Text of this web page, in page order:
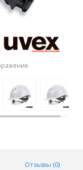
Отзывы (0)